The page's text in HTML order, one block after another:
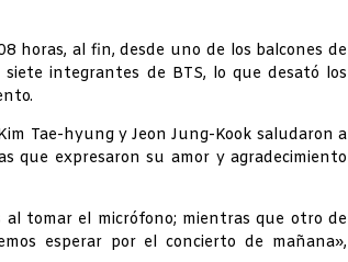
horas, al fin, desde uno de los balcones de
siete integrantes de BTS, lo que desató los
Tae-hyung y Jeon Jung-Kook saludaron a
que expresaron su amor y agradecimiento
tomar el micrófono; mientras que otro de
esperar por el concierto de mañana»,